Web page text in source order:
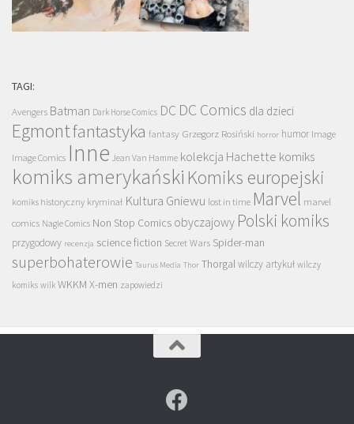
TAGI:
Avengers Batman Dark Horse Comics DC DC Comics dla dzieci
Egmontfantastyka fantasy Grzegorz Rosiński horror humor Image
Image Comics Inne Jean Van Hamme kolekcja Hachette komiks
komiks amerykański Komiks europejski
komiks historyczny kryminał Kultura Gniewu lost in time Marvel marvel
comics Nagle Comics Non Stop Comics obyczajowy Polski komiks
przygodowy recenzja science fiction Secret Wars Spider-man
superbohaterowie Taurus Media Thor Thorgalwilczy artykuł wilczy
komiks wilk WKKM X-men zapowiedzi